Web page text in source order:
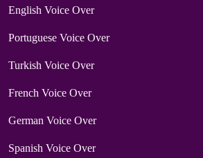
English Voice Over
Portuguese Voice Over
Turkish Voice Over
French Voice Over
German Voice Over
Spanish Voice Over